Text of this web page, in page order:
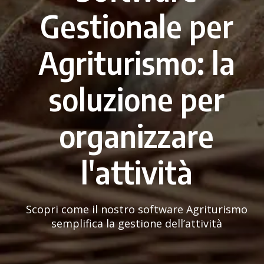
Gestionale per
Agriturismo: la
soluzione per
organizzare
l'attività
Scopri come il nostro software Agriturismo
semplifica la gestione dell’attività